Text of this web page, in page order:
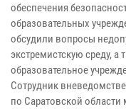
обеспечения
образовательных
обсудили вопросы
экстремистскую среду,
образовательное
Сотрудник
по Саратовской